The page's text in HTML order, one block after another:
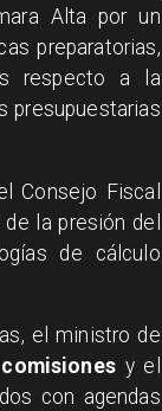
Alta por un
preparatorias,
respecto a la
presupuestarias
Consejo Fiscal
la presión del
de cálculo
el ministro de
y el
con agendas